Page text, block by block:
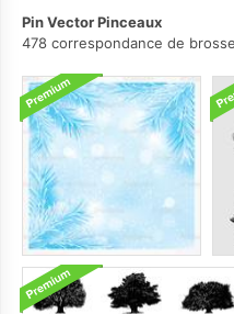
Pin Vector Pinceaux
478 correspondance de brosse